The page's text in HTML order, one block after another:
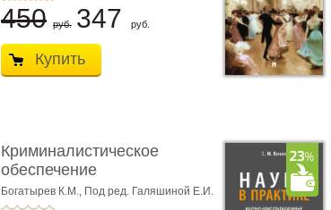
450 руб. 347 руб.
Купить
Криминалистическое
обеспечение
медиабезопас� ...
Богатырев К.М., Под ред. Галяшиной Е.И.